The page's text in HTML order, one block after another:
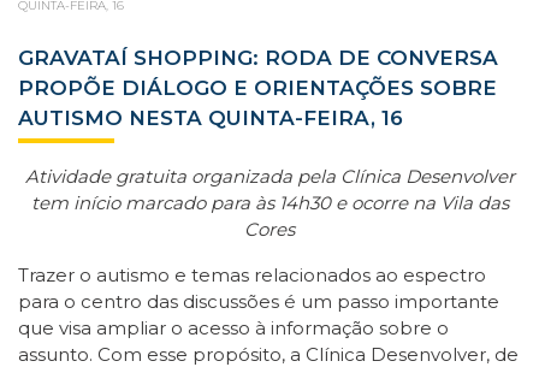
QUINTA-FEIRA, 16
GRAVATAÍ SHOPPING: RODA DE CONVERSA
PROPÕE DIÁLOGO E ORIENTAÇÕES SOBRE
AUTISMO NESTA QUINTA-FEIRA, 16
Atividade gratuita organizada pela Clínica Desenvolver
tem início marcado para às 14h30 e ocorre na Vila das
Cores
Trazer o autismo e temas relacionados ao espectro
para o centro das discussões é um passo importante
que visa ampliar o acesso à informação sobre o
assunto. Com esse propósito, a Clínica Desenvolver, de